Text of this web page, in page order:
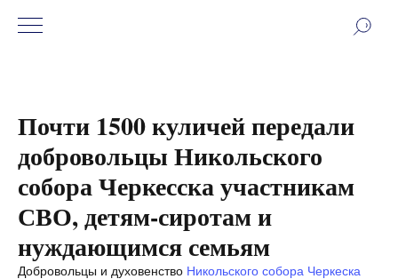
Почти 1500 куличей передали
добровольцы Никольского
собора Черкесска участникам
СВО, детям-сиротам и
нуждающимся семьям
Добровольцы и духовенство Никольского собора Черкеска